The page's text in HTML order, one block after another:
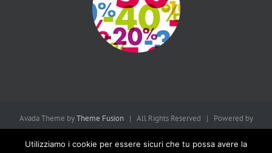
Avada Theme byTheme Fusion| All Rights Reserved | Powered by
Utilizziamo i cookie per essere sicuri che tu possa avere la